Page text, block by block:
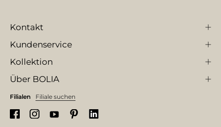
Kontakt
Kundenservice
Kollektion
Über BOLIA
Filialen Filiale suchen